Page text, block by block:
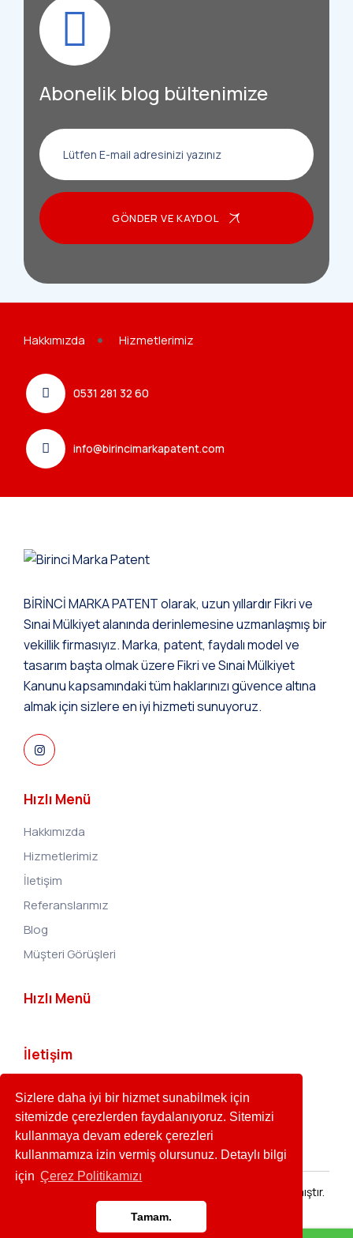
Sizlere daha iyi bir hizmet sunabilmek için
sitemizde çerezlerden faydalanıyoruz. Sitemizi
kullanmaya devam ederek çerezleri
kullanmamıza izin vermiş olursunuz. Detaylı bilgi
için Çerez Politikamızı
Tamam.
Abonelik blog bültenimize
GÖNDER VE KAYDOL
Hakkımızda Hizmetlerimiz
0531 281 32 60
info@birincimarkapatent.com
BİRİNCİ MARKA PATENT olarak, uzun yıllardır Fikri ve
Sınai Mülkiyet alanında derinlemesine uzmanlaşmış bir
vekillik firmasıyız. Marka, patent, faydalı model ve
tasarım başta olmak üzere Fikri ve Sınai Mülkiyet
Kanunu kapsamındaki tüm haklarınızı güvence altına
almak için sizlere en iyi hizmeti sunuyoruz.
Hızlı Menü
Hakkımızda
Hizmetlerimiz
İletişim
Referanslarımız
Blog
Müşteri Görüşleri
Hızlı Menü
İletişim
0531 281 32 60
Yakuplu, 34524 Beylikdüzü/İstanbul
tarafından hazırlanmıştır.
Reklam Ajansı